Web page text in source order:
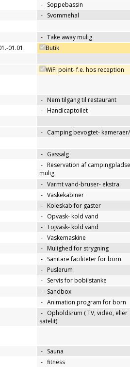
- Soppebassin
- Svommehal
- Take away mulig
01.01. Butik
WiFi point- f.e. hos reception
- Nem tilgang til restaurant
- Handicaptoilet
- Camping bevogtet-
- Gassalg
- Reservation af
mulig
- Varmt vand-bruser- ekstra
- Vaskekabiner
- Koleskab for gaster
- Opvask- kold vand
- Tojvask- kold vand
- Vaskemaskine
- Mulighed for strygning
- Sanitare faciliteter for born
- Puslerum
- Servis for bobilstanke
- Sandbox
- Animation program for born
- Opholdsrum ( TV, video, eller
satelit)
- Sauna
- fitness